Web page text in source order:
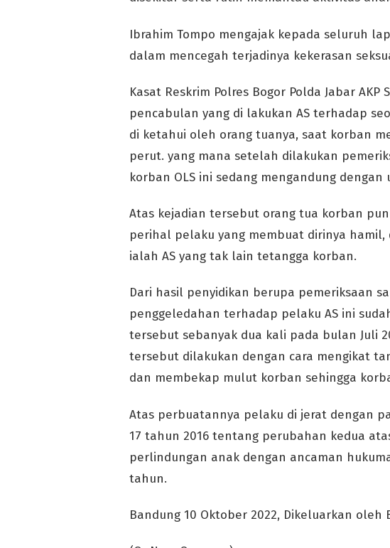
Ibrahim Tompo mengajak kepada seluruh
dalam mencegah terjadinya kekerasan
Kasat Reskrim Polres Bogor Polda Jabar
pencabulan yang di lakukan AS terhadap
di ketahui oleh orang tuanya, saat korban
perut. yang mana setelah dilakukan
korban OLS ini sedang mengandung
Atas kejadian tersebut orang tua korban
perihal pelaku yang membuat dirinya
ialah AS yang tak lain tetangga korban.
Dari hasil penyidikan berupa pemeriksaan
penggeledahan terhadap pelaku AS ini
tersebut sebanyak dua kali pada bulan Juli
tersebut dilakukan dengan cara mengikat
dan membekap mulut korban sehingga
Atas perbuatannya pelaku di jerat dengan
17 tahun 2016 tentang perubahan kedua
perlindungan anak dengan ancaman
tahun.
Bandung 10 Oktober 2022, Dikeluarkan oleh